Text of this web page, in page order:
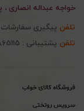
خواجه عبداله انصاری ،
تلفن پیگیری
تلفن پشتیبانی : 02122865115
فروشگاه کالای خواب
سرویس روتختی